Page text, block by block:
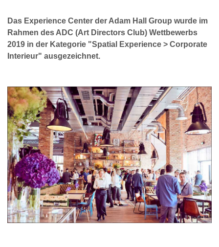
Das Experience Center der Adam Hall Group wurde im
Rahmen des ADC (Art Directors Club) Wettbewerbs
2019 in der Kategorie "Spatial Experience > Corporate
Interieur" ausgezeichnet.